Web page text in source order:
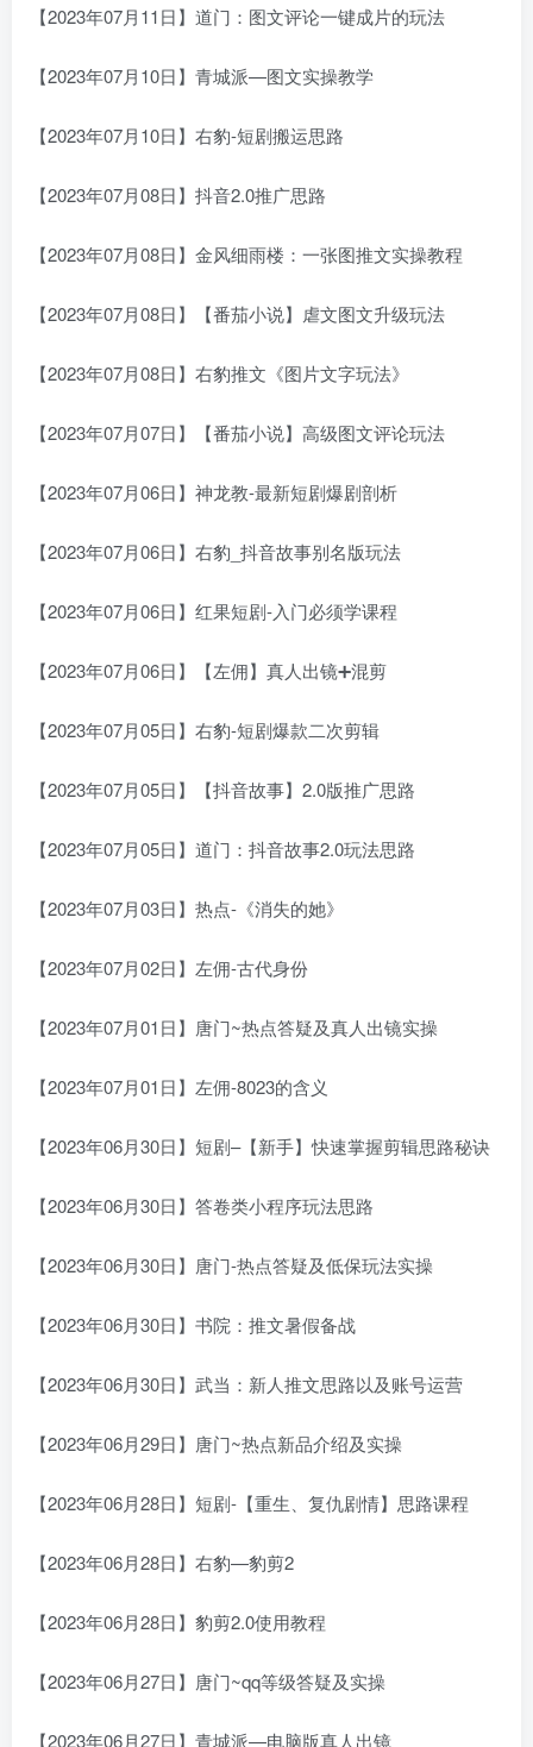
【2023年07月11日】道门：图文评论一键成片的玩法
【2023年07月10日】青城派—图文实操教学
【2023年07月10日】右豹-短剧搬运思路
【2023年07月08日】抖音2.0推广思路
【2023年07月08日】金风细雨楼：一张图推文实操教程
【2023年07月08日】【番茄小说】虐文图文升级玩法
【2023年07月08日】右豹推文《图片文字玩法》
【2023年07月07日】【番茄小说】高级图文评论玩法
【2023年07月06日】神龙教-最新短剧爆剧剖析
【2023年07月06日】右豹_抖音故事别名版玩法
【2023年07月06日】红果短剧-入门必须学课程
【2023年07月06日】【左佣】真人出镜➕混剪
【2023年07月05日】右豹-短剧爆款二次剪辑
【2023年07月05日】【抖音故事】2.0版推广思路
【2023年07月05日】道门：抖音故事2.0玩法思路
【2023年07月03日】热点-《消失的她》
【2023年07月02日】左佣-古代身份
【2023年07月01日】唐门~热点答疑及真人出镜实操
【2023年07月01日】左佣-8023的含义
【2023年06月30日】短剧–【新手】快速掌握剪辑思路秘诀
【2023年06月30日】答卷类小程序玩法思路
【2023年06月30日】唐门-热点答疑及低保玩法实操
【2023年06月30日】书院：推文暑假备战
【2023年06月30日】武当：新人推文思路以及账号运营
【2023年06月29日】唐门~热点新品介绍及实操
【2023年06月28日】短剧-【重生、复仇剧情】思路课程
【2023年06月28日】右豹—豹剪2
【2023年06月28日】豹剪2.0使用教程
【2023年06月27日】唐门~qq等级答疑及实操
【2023年06月27日】青城派—电脑版真人出镜